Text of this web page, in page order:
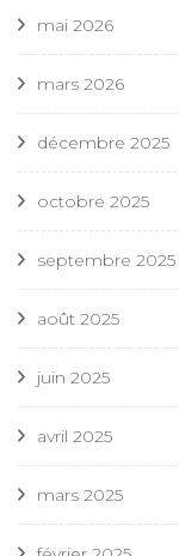
mai 2026
mars 2026
décembre 2025
octobre 2025
septembre 2025
août 2025
juin 2025
avril 2025
mars 2025